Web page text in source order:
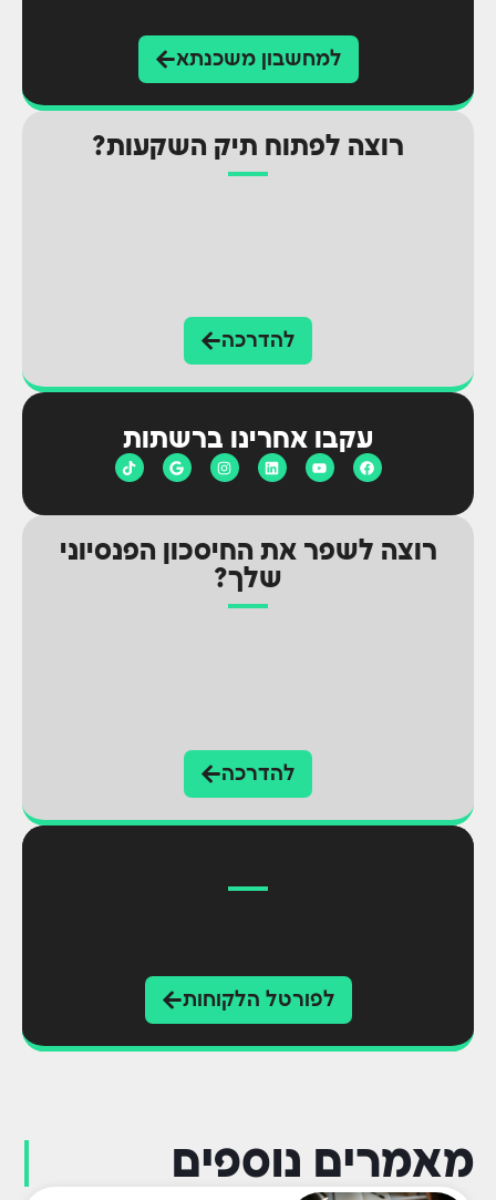
למחשבון משכנתא
רוצה לפתוח תיק השקעות?
להדרכה
עקבו אחרינו ברשתות
רוצה לשפר את החיסכון הפנסיוני
שלך?
להדרכה
לפורטל הלקוחות
מאמרים נוספים